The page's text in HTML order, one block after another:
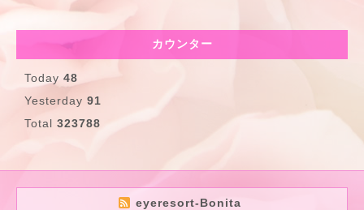
カウンター
Today 48
Yesterday 91
Total 323788
eyeresort-Bonita